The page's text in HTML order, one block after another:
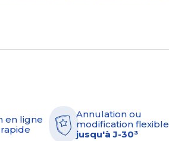
en ligne
Annulation ou
modification flexible
jusqu'à J-30³